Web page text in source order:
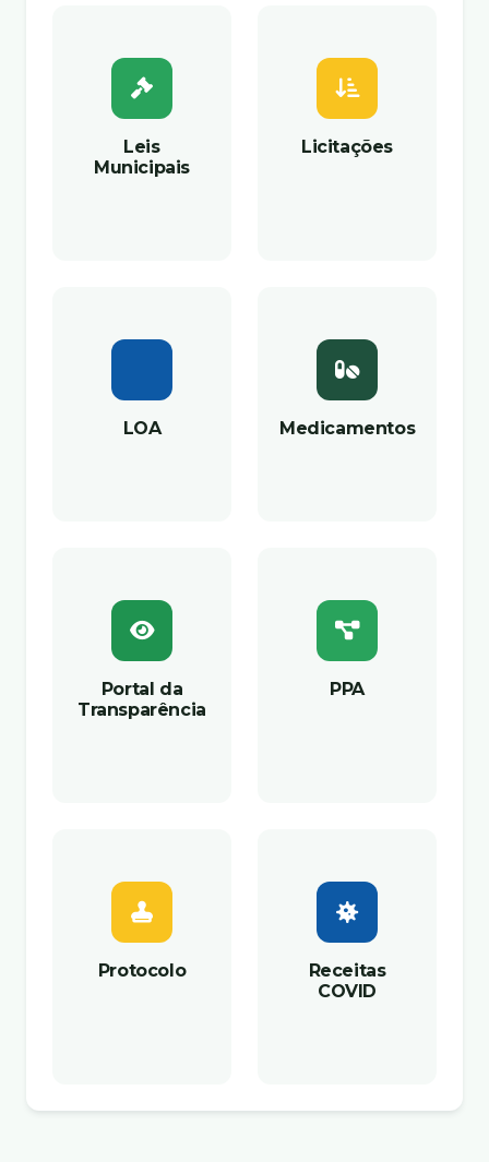
Leis
Municipais
Licitações
LOA Medicamentos
Portal da
Transparência
PPA
Protocolo
Receitas
COVID